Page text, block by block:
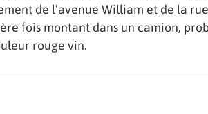
de l’avenue William et de la
fois montant dans un camion,
rouge vin.